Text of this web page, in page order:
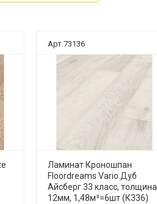
Арт.73136
Ламинат Кроношпан
Floordreams Vario Дуб
Айсберг 33 класс, толщина
12мм, 1,48м²=6шт (К336)